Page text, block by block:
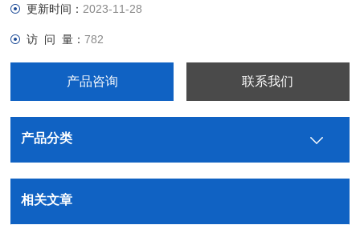
更新时间： 2023-11-28
访 问 量：782
产品咨询 联系我们
产品分类
相关文章